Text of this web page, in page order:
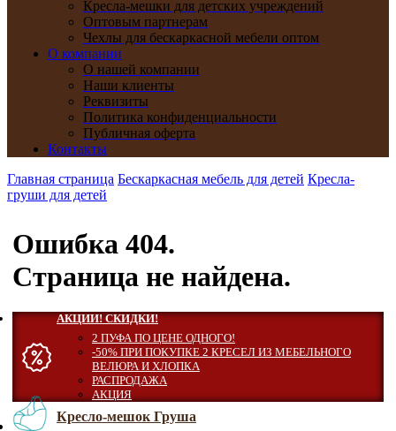
Кресла-мешки для детских учреждений
Оптовым партнерам
Чехлы для бескаркасной мебели оптом
О компании
О нашей компании
Наши клиенты
Реквизиты
Политика конфиденциальности
Публичная оферта
Контакты
Главная страница Бескаркасная мебель для детей Кресла-
груши для детей
Ошибка 404.
Страница не найдена.
АКЦИИ! СКИДКИ!
2 ПУФА ПО ЦЕНЕ ОДНОГО!
-50% ПРИ ПОКУПКЕ 2 КРЕСЕЛ ИЗ МЕБЕЛЬНОГО
ВЕЛЮРА И ХЛОПКА
РАСПРОДАЖА
АКЦИЯ
Кресло-мешок Груша